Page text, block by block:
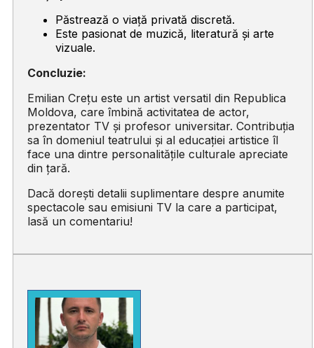
Păstrează o viață privată discretă.
Este pasionat de muzică, literatură și arte
vizuale.
Concluzie:
Emilian Crețu este un artist versatil din Republica
Moldova, care îmbină activitatea de actor,
prezentator TV și profesor universitar. Contribuția
sa în domeniul teatrului și al educației artistice îl
face una dintre personalitățile culturale apreciate
din țară.
Dacă dorești detalii suplimentare despre anumite
spectacole sau emisiuni TV la care a participat,
lasă un comentariu!